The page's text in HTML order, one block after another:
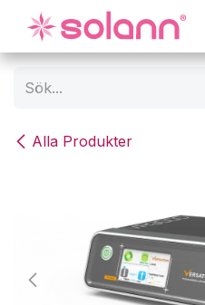
Hoppa till innehåll
Alla Produkter